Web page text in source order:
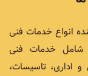
انواع خدمات فنی
شامل خدمات فنی
اداری، تاسیسات،